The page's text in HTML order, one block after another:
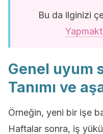
Bu da ilginizi
Genel uyum
Tanımı ve
Örneğin, yeni bir işe
Haftalar sonra, iş